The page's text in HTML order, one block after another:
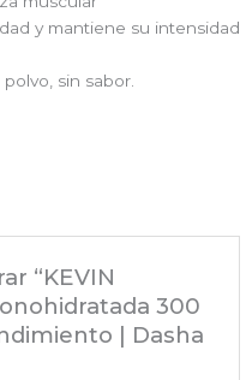
y mantiene su intensidad
sin sabor.
“KEVIN
300
| Dasha